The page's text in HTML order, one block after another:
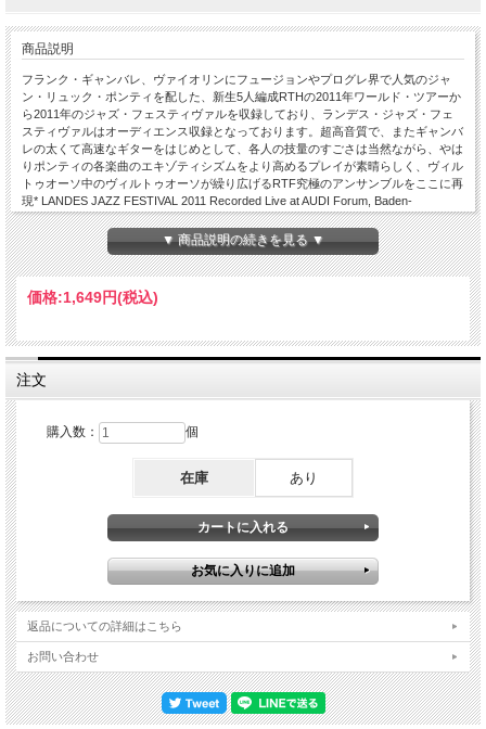
商品説明
フランク・ギャンバレ、ヴァイオリンにフュージョンやプログレ界で人気のジャ
ン・リュック・ポンティを配した、新生5人編成RTHの2011年ワールド・ツアーか
ら2011年のジャズ・フェスティヴァルを収録しており、ランデス・ジャズ・フェ
スティヴァルはオーディエンス収録となっております。超高音質で、またギャンバ
レの太くて高速なギターをはじめとして、各人の技量のすごさは当然ながら、やは
りポンティの各楽曲のエキゾティシズムをより高めるプレイが素晴らしく、ヴィル
トゥオーソ中のヴィルトゥオーソが繰り広げるRTF究極のアンサンブルをここに再
現* LANDES JAZZ FESTIVAL 2011 Recorded Live at AUDI Forum, Baden-
Wurttemberg, Germany, July 03, 2011 EX-Audience recording *** 124 min DISC 1 1.
Intro 2. MEDIEVAL OVERTURE 3. SENOR MOUSE 4. SORCERESS 5. Band Intro
6. AFTER THE COSMIC RAIN DISC 2 1. HYMN OF THE 7TH GALAXY 2. DREAM
REVELATIONS 3. MIRAGE 4. ROMANTIC WARRIOR 5. SPAIN 6. SCHOOL DAYS
Chick Corea - keyboards Jean Luc Ponty - violin Frank Gambale - guitar Stanley
Clarke - bass Lenny White - drums
▼ 商品説明の続きを見る ▼
価格:1,649円(税込)
注文
購入数： 個
在庫 あり
返品についての詳細はこちら
お問い合わせ